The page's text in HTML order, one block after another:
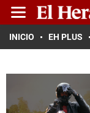
INICIO EH PLUS